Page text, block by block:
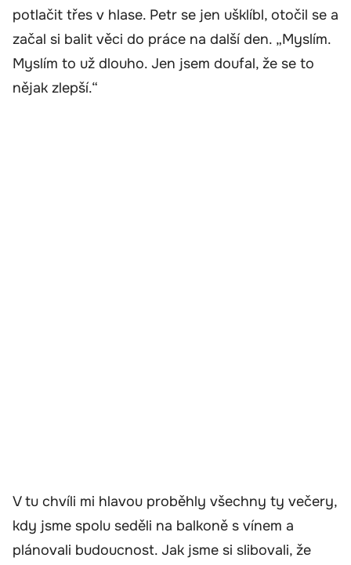
potlačit třes v hlase. Petr se jen ušklíbl, otočil se a
začal si balit věci do práce na další den. „Myslím.
Myslím to už dlouho. Jen jsem doufal, že se to
nějak zlepší.“
V tu chvíli mi hlavou proběhly všechny ty večery,
kdy jsme spolu seděli na balkoně s vínem a
plánovali budoucnost. Jak jsme si slibovali, že